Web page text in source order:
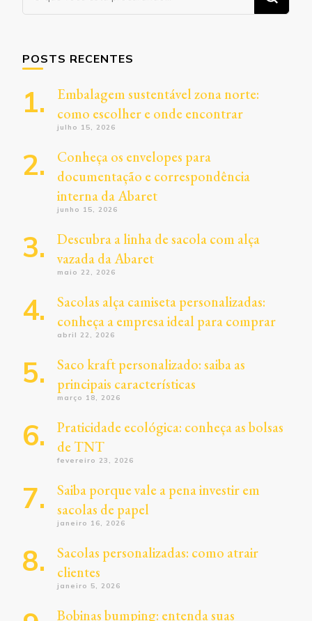
algo?
POSTS RECENTES
Embalagem sustentável zona norte:
como escolher e onde encontrar
julho 15, 2026
Conheça os envelopes para
documentação e correspondência
interna da Abaret
junho 15, 2026
Descubra a linha de sacola com alça
vazada da Abaret
maio 22, 2026
Sacolas alça camiseta personalizadas:
conheça a empresa ideal para comprar
abril 22, 2026
Saco kraft personalizado: saiba as
principais características
março 18, 2026
Praticidade ecológica: conheça as bolsas
de TNT
fevereiro 23, 2026
Saiba porque vale a pena investir em
sacolas de papel
janeiro 16, 2026
Sacolas personalizadas: como atrair
clientes
janeiro 5, 2026
Bobinas bumping: entenda suas